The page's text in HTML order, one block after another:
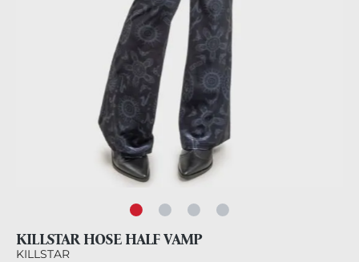
KILLSTAR HOSE HALF VAMP
KILLSTAR